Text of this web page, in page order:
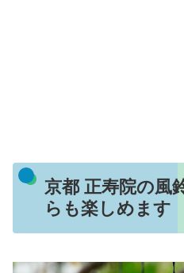
京都 正寿院の風
らも楽しめます